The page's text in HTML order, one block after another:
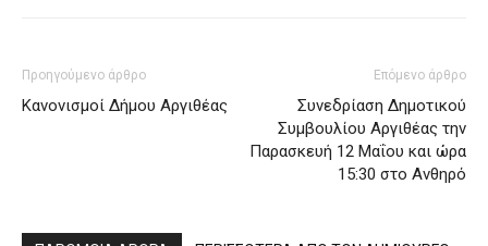
Προηγούμενο άρθρο
Κανονισμοί Δήμου Αργιθέας
Επόμενο άρθρο
Συνεδρίαση Δημοτικού
Συμβουλίου Αργιθέας την
Παρασκευή 12 Μαΐου και ώρα
15:30 στο Ανθηρό